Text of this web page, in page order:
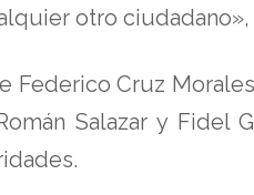
otro ciudadano»,
Federico Cruz
Salazar y Fidel